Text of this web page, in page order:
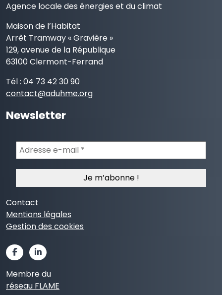
Agence locale des énergies et du climat
Maison de l’Habitat
Arrêt Tramway « Gravière »
129, avenue de la République
63100 Clermont-Ferrand
Tél : 04 73 42 30 90
contact@aduhme.org
Newsletter
Adresse
e-
mail
Contact
Mentions légales
Gestion des cookies
Membre du
réseau FLAME